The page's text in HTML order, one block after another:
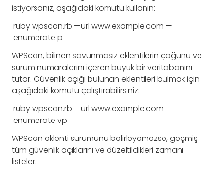
istiyorsanız, aşağıdaki komutu kullanın:
rubywpscan.rb —url www.example.com —
enumerate p
WPScan, bilinen savunmasız eklentilerin çoğunu ve
sürüm numaralarını içeren büyük bir veritabanını
tutar. Güvenlik açığı bulunan eklentileri bulmak için
aşağıdaki komutu çalıştırabilirsiniz:
rubywpscan.rb —url www.example.com —
enumerate vp
WPScan eklenti sürümünü belirleyemezse, geçmiş
tüm güvenlik açıklarını ve düzeltildikleri zamanı
listeler.